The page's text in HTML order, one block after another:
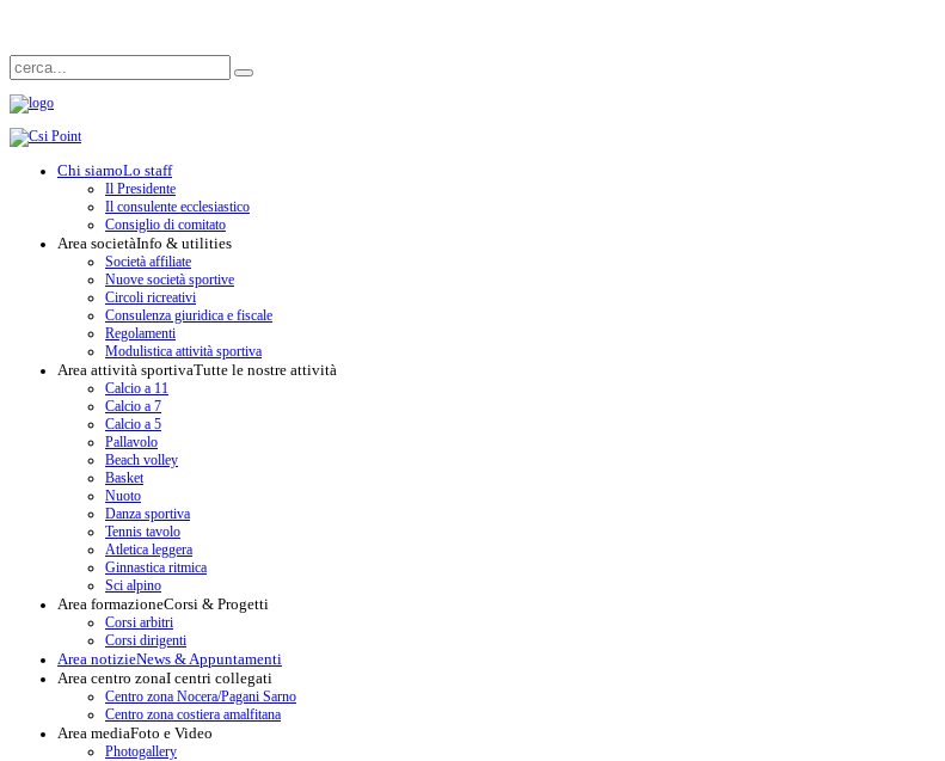
Chi siamoLo staff
Il Presidente
Il consulente ecclesiastico
Consiglio di comitato
Area societàInfo & utilities
Società affiliate
Nuove società sportive
Circoli ricreativi
Consulenza giuridica e fiscale
Regolamenti
Modulistica attività sportiva
Area attività sportivaTutte le nostre attività
Calcio a 11
Calcio a 7
Calcio a 5
Pallavolo
Beach volley
Basket
Nuoto
Danza sportiva
Tennis tavolo
Atletica leggera
Ginnastica ritmica
Sci alpino
Area formazioneCorsi & Progetti
Corsi arbitri
Corsi dirigenti
Area notizieNews & Appuntamenti
Area centro zonaI centri collegati
Centro zona Nocera/Pagani Sarno
Centro zona costiera amalfitana
Area mediaFoto e Video
Photogallery